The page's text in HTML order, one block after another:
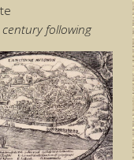
century following